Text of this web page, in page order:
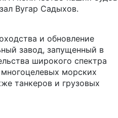
Вугар Садыхов.
и обновление
завод, запущенный в
широкого спектра
морских
танкеров и грузовых